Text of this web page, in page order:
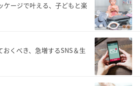
ケージで叶える、子どもと楽
くべき、急増するSNS＆生